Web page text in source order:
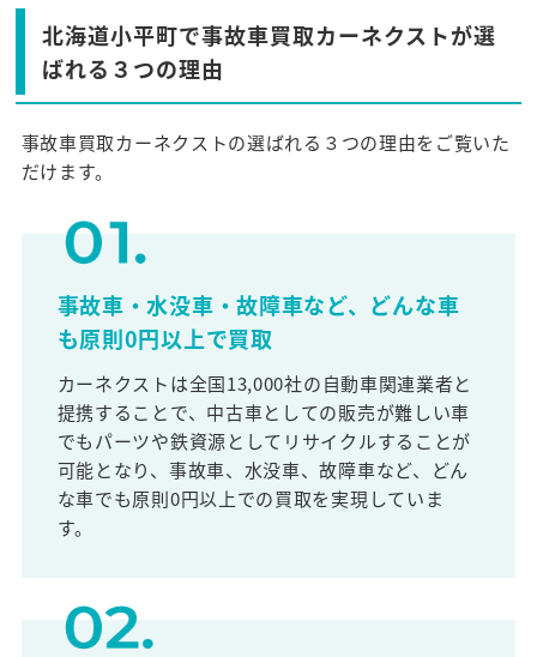
北海道小平町で事故車買取カーネクストが選
ばれる３つの理由
事故車買取カーネクストの選ばれる３つの理由をご覧いた
だけます。
事故車・水没車・故障車など、どんな車
も原則0円以上で買取
カーネクストは全国13,000社の自動車関連業者と
提携することで、中古車としての販売が難しい車
でもパーツや鉄資源としてリサイクルすることが
可能となり、事故車、水没車、故障車など、どん
な車でも原則0円以上での買取を実現していま
す。